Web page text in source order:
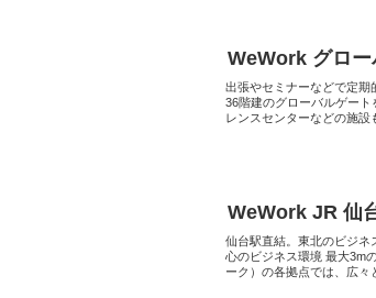
WeWork グロ
出張やセミナーなどで定期
36階建のグローバルゲー
レンスセンターなどの施設
WeWork JR 仙
仙台駅直結。東北のビジネ
心のビジネス環境 最大3m
ーク）の各拠点では、広々